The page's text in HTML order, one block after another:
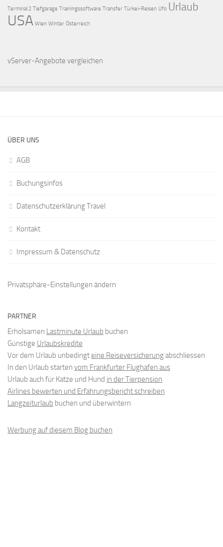
Terminal 2 Tiefgarage Trainingssoftware Transfer Türkei-Reisen Ufo Urlaub
USA Wien Winter Österreich
vServer-Angebote vergleichen
ÜBER UNS
AGB
Buchungsinfos
Datenschutzerklärung Travel
Kontakt
Impressum & Datenschutz
Privatsphäre-Einstellungen ändern
PARTNER
Erholsamen Lastminute Urlaub buchen
Günstige Urlaubskredite
Vor dem Urlaub unbedingteine Reiseversicherungabschliessen
In den Urlaub starten vom Frankfurter Flughafen aus
Urlaub auch für Katze und Hund in der Tierpension
Airlines bewerten und Erfahrungsbericht schreiben
Langzeiturlaub buchen und überwintern
Werbung auf diesem Blog buchen